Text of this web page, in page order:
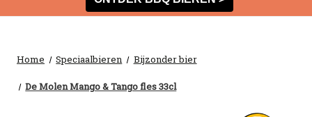
Home Speciaalbieren Bijzonder bier
De Molen Mango & Tango fles 33cl